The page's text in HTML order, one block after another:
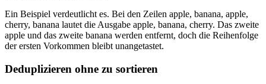
Ein Beispiel verdeutlicht es. Bei den Zeilen apple, banana, apple,
cherry, banana lautet die Ausgabe apple, banana, cherry. Das zweite
apple und das zweite banana werden entfernt, doch die Reihenfolge
der ersten Vorkommen bleibt unangetastet.
Deduplizieren ohne zu sortieren